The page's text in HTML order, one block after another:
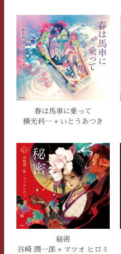
春は馬車に乗って
横光利一 + いとうあつき
秘密
谷崎 潤一郎 + マツオ ヒロミ